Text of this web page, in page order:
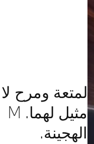
لمتعة ومرح لا
مثيل لهما. M
الهجينة.